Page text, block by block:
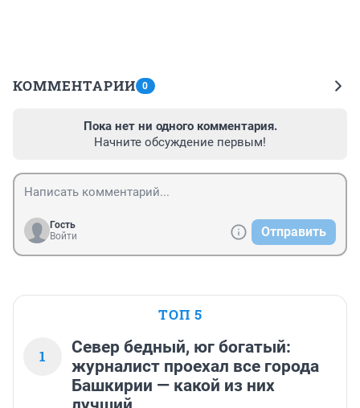
КОММЕНТАРИИ 0
Пока нет ни одного комментария.
Начните обсуждение первым!
Гость
Войти
Отправить
ТОП 5
1
Север бедный, юг богатый:
журналист проехал все города
Башкирии — какой из них